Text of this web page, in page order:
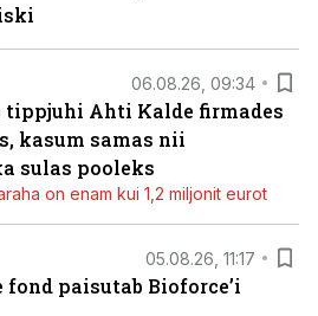
06.08.26, 09:34
tippjuhi Ahti Kalde firmades
kasum samas nii
sulas pooleks
on enam kui 1,2 miljonit eurot
05.08.26, 11:17
paisutab Bioforce’i